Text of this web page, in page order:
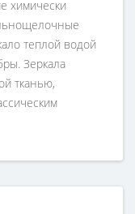
химически
теплой водой
Зеркала
тканью,